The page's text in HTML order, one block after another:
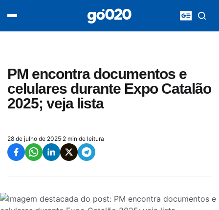
PM encontra documentos e
celulares durante Expo Catalão
2025; veja lista
28 de julho de 2025·2 min de leitura
acontece agora
entretenimento
vídeos
pod020